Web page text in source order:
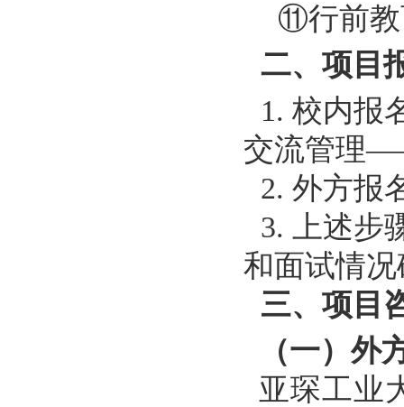
⑪行前
二、项目
1. 校内报
交流管理
2. 外方报
3.
上述
和面试情
三、 项目
（一）外
亚琛工业